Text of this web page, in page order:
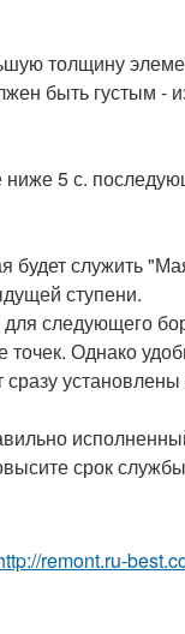
толщину
быть густым -
5 с.
будет служить
ступени.
следующего
Однако
срок
remont.ru-